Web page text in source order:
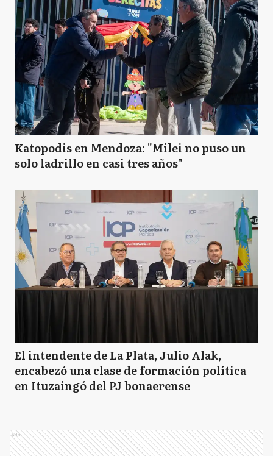
Katopodis en Mendoza: "Milei no puso un
solo ladrillo en casi tres años"
El intendente de La Plata, Julio Alak,
encabezó una clase de formación política
en Ituzaingó del PJ bonaerense
Ads